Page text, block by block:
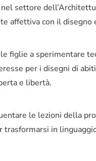
settore
affettiva con il disegno
figlie a sperimentare
per i disegni di
e libertà.
le lezioni della
in